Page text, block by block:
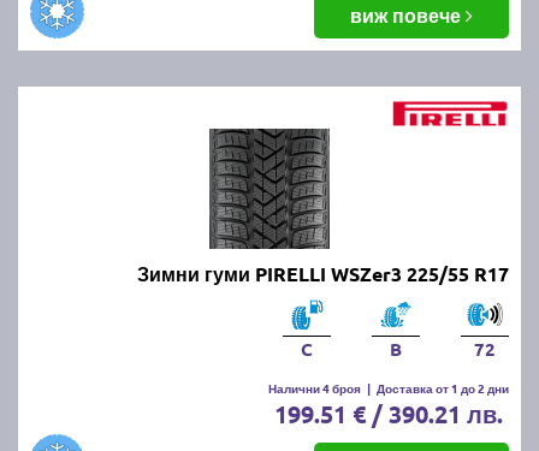
виж повече
Зимни гуми PIRELLI WSZer3 225/55 R17
C B 72
Налични 4 броя | Доставка от 1 до 2 дни
199.51 € / 390.21 лв.